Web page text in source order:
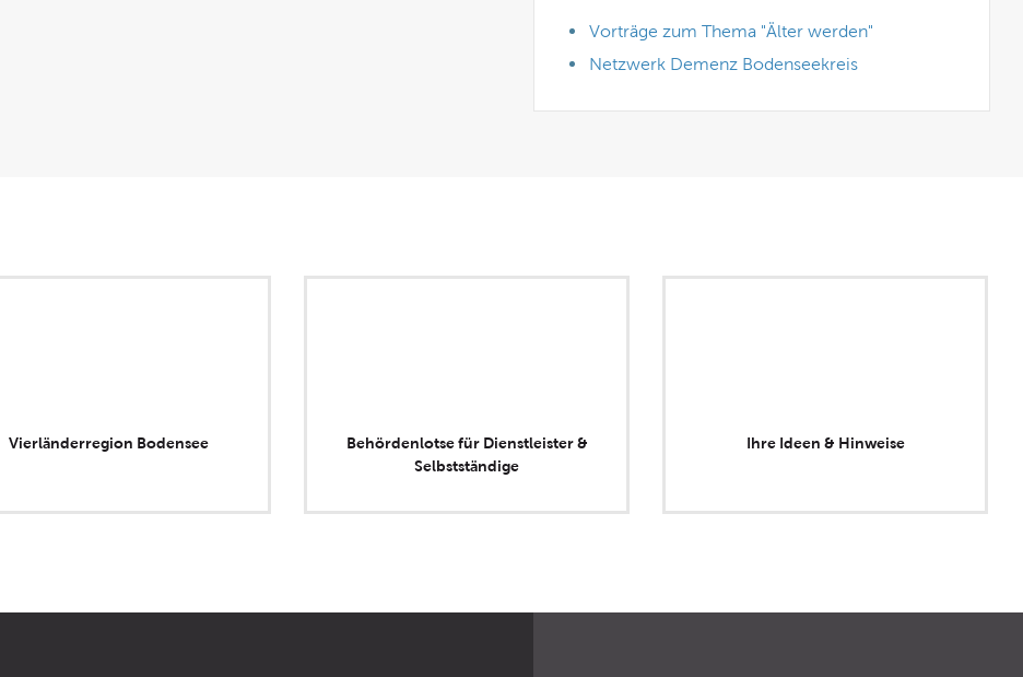
Vorträge zum Thema "Älter werden"
Netzwerk Demenz Bodenseekreis
Vierländerregion Bodensee
Behördenlotse für Dienstleister &
Selbstständige
Ihre Ideen & Hinweise